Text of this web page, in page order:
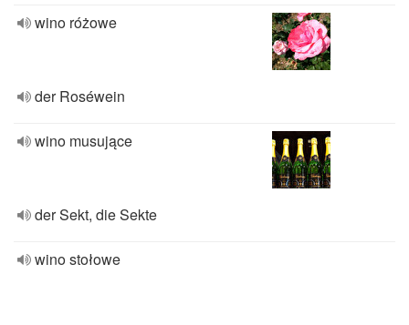
wino różowe
der Roséwein
wino musujące
der Sekt, die Sekte
wino stołowe